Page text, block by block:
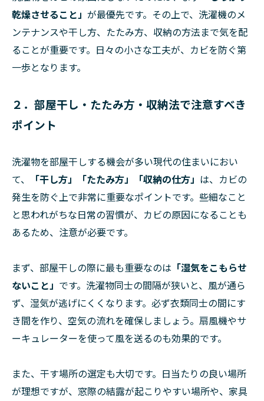
乾燥させること」 が最優先です。その上で、洗濯機のメ
ンテナンスや干し方、たたみ方、収納の方法まで気を配
ることが重要です。日々の小さな工夫が、カビを防ぐ第
一歩となります。
２．部屋干し・たたみ方・収納法で注意すべき
ポイント
洗濯物を部屋干しする機会が多い現代の住まいにおい
て、
「干し方」「たたみ方」「収納の仕方」 は、カビの
発生を防ぐ上で非常に重要なポイントです。些細なこと
と思われがちな日常の習慣が、カビの原因になることも
あるため、注意が必要です。
まず、部屋干しの際に最も重要なのは 「湿気をこもらせ
ないこと」 です。洗濯物同士の間隔が狭いと、風が通ら
ず、湿気が逃げにくくなります。必ず衣類同士の間にす
き間を作り、空気の流れを確保しましょう。扇風機やサ
ーキュレーターを使って風を送るのも効果的です。
また、干す場所の選定も大切です。日当たりの良い場所
が理想ですが、窓際の結露が起こりやすい場所や、家具